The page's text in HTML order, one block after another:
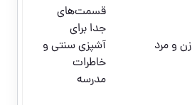
زن و مرد
قسمت‌های
جدا برای
آشپزی سنتی و
خاطرات
مدرسه